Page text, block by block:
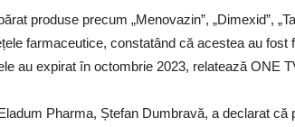
produse precum „Menovazin”, „Dimexid”,
farmaceutice, constatând că acestea au fost
au expirat în octombrie 2023, relatează ONE
Pharma, Ștefan Dumbravă, a declarat că